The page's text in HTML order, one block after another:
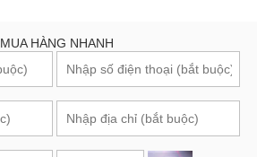
MUA HÀNG NHANH